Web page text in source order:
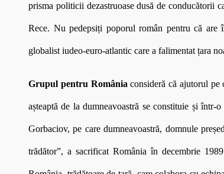
prisma politicii dezastruoase dusă de conducătorii
Rece. Nu pedepsiți poporul român pentru că
globalist iudeo-euro-atlantic care a falimentat țara
Grupul pentru România consideră că ajutorul
așteaptă de la dumneavoastră se constituie și
Gorbaciov, pe care dumneavoastră, domnule
trădător”, a sacrificat România în decembrie